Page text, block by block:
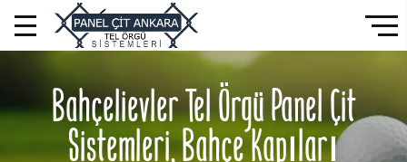
Bahçelievler Tel Örgü Panel Çit
Sistemleri, Bahçe Kapıları